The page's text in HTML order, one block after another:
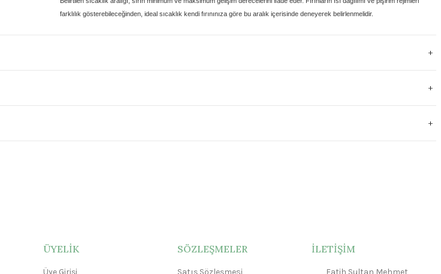
farklılık gösterebileceğinden, ideal sıcaklık kendi fırınınıza göre bu aralık içerisinde deneyerek belirlenmelidir.
ÜYELİK
Üye Girişi
SÖZLEŞMELER
Satış Sözleşmesi
İLETİŞİM
Fatih Sultan Mehmet